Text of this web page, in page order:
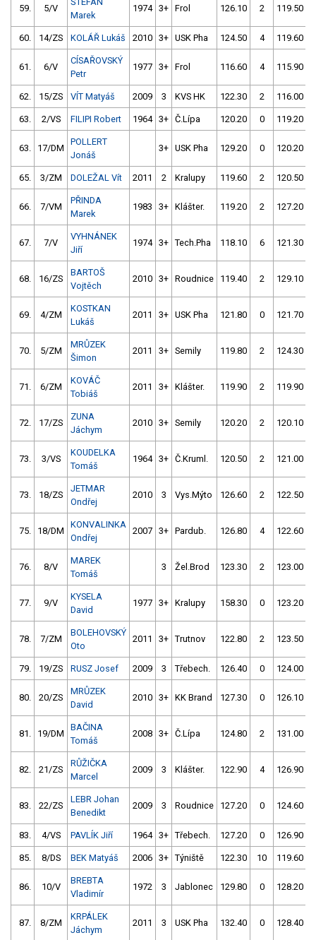
59. 5/V
Marek
1974 3+ Frol 126.10 2 119.50
60. 14/ZS KOLÁŘ Lukáš 2010 3+ USK Pha 124.50 4 119.60
61. 6/V
CÍSAŘOVSKÝ
Petr
1977 3+ Frol 116.60 4 115.90
62. 15/ZS VÍT Matyáš 2009 3 KVS HK 122.30 2 116.00
63. 2/VS FILIPI Robert 1964 3+ Č.Lípa 120.20 0 119.20
63. 17/DM
POLLERT
Jonáš
3+ USK Pha 129.20 0 120.20
65. 3/ZM DOLEŽAL Vít 2011 2 Kralupy 119.60 2 120.50
66. 7/VM
PŘINDA
Marek
1983 3+ Klášter. 119.20 2 127.20
67. 7/V
VYHNÁNEK
Jiří
1974 3+ Tech.Pha 118.10 6 121.30
68. 16/ZS
BARTOŠ
Vojtěch
2010 3+ Roudnice 119.40 2 129.10
69. 4/ZM
KOSTKAN
Lukáš
2011 3+ USK Pha 121.80 0 121.70
70. 5/ZM
MRŮZEK
Šimon
2011 3+ Semily 119.80 2 124.30
71. 6/ZM
KOVÁČ
Tobiáš
2011 3+ Klášter. 119.90 2 119.90
72. 17/ZS
ZUNA
Jáchym
2010 3+ Semily 120.20 2 120.10
73. 3/VS
KOUDELKA
Tomáš
1964 3+ Č.Kruml. 120.50 2 121.00
73. 18/ZS
JETMAR
Ondřej
2010 3 Vys.Mýto 126.60 2 122.50
75. 18/DM
KONVALINKA
Ondřej
2007 3+ Pardub. 126.80 4 122.60
76. 8/V
MAREK
Tomáš
3 Žel.Brod 123.30 2 123.00
77. 9/V
KYSELA
David
1977 3+ Kralupy 158.30 0 123.20
78. 7/ZM
BOLEHOVSKÝ
Oto
2011 3+ Trutnov 122.80 2 123.50
79. 19/ZS RUSZ Josef 2009 3 Třebech. 126.40 0 124.00
80. 20/ZS
MRŮZEK
David
2010 3+ KK Brand 127.30 0 126.10
81. 19/DM
BAČINA
Tomáš
2008 3+ Č.Lípa 124.80 2 131.00
82. 21/ZS
RŮŽIČKA
Marcel
2009 3 Klášter. 122.90 4 126.90
83. 22/ZS
LEBR Johan
Benedikt
2009 3 Roudnice 127.20 0 124.60
83. 4/VS PAVLÍK Jiří 1964 3+ Třebech. 127.20 0 126.90
85. 8/DS BEK Matyáš 2006 3+ Týniště 122.30 10 119.60
86. 10/V
BREBTA
Vladimír
1972 3 Jablonec 129.80 0 128.20
87. 8/ZM
KRPÁLEK
Jáchym
2011 3 USK Pha 132.40 0 128.40